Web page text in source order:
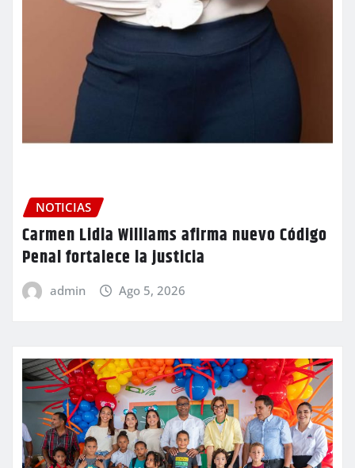
NOTICIAS
Carmen Lidia Williams afirma nuevo Código
Penal fortalece la justicia
admin Ago 5, 2026